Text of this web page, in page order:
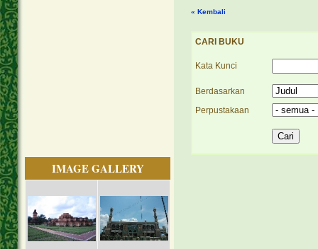
IMAGE GALLERY
« Kembali
CARI BUKU
Kata Kunci
Berdasarkan
Perpustakaan